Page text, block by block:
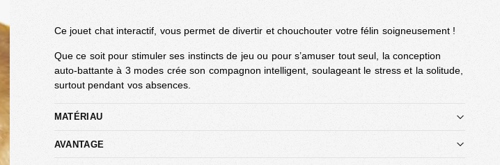
Ce jouet chat interactif, vous permet de divertir et chouchouter votre félin soigneusement !
Que ce soit pour stimuler ses instincts de jeu ou pour s’amuser tout seul, la conception
auto-battante à 3 modes crée son compagnon intelligent, soulageant le stress et la solitude,
surtout pendant vos absences.
MATÉRIAU
AVANTAGE